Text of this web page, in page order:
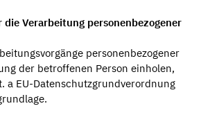
die Verarbeitung personenbezogener
personenbezogener
der betroffenen Person einholen,
a EU-Datenschutzgrundverordnung